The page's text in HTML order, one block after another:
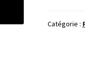
LAMBDA
Catégorie :